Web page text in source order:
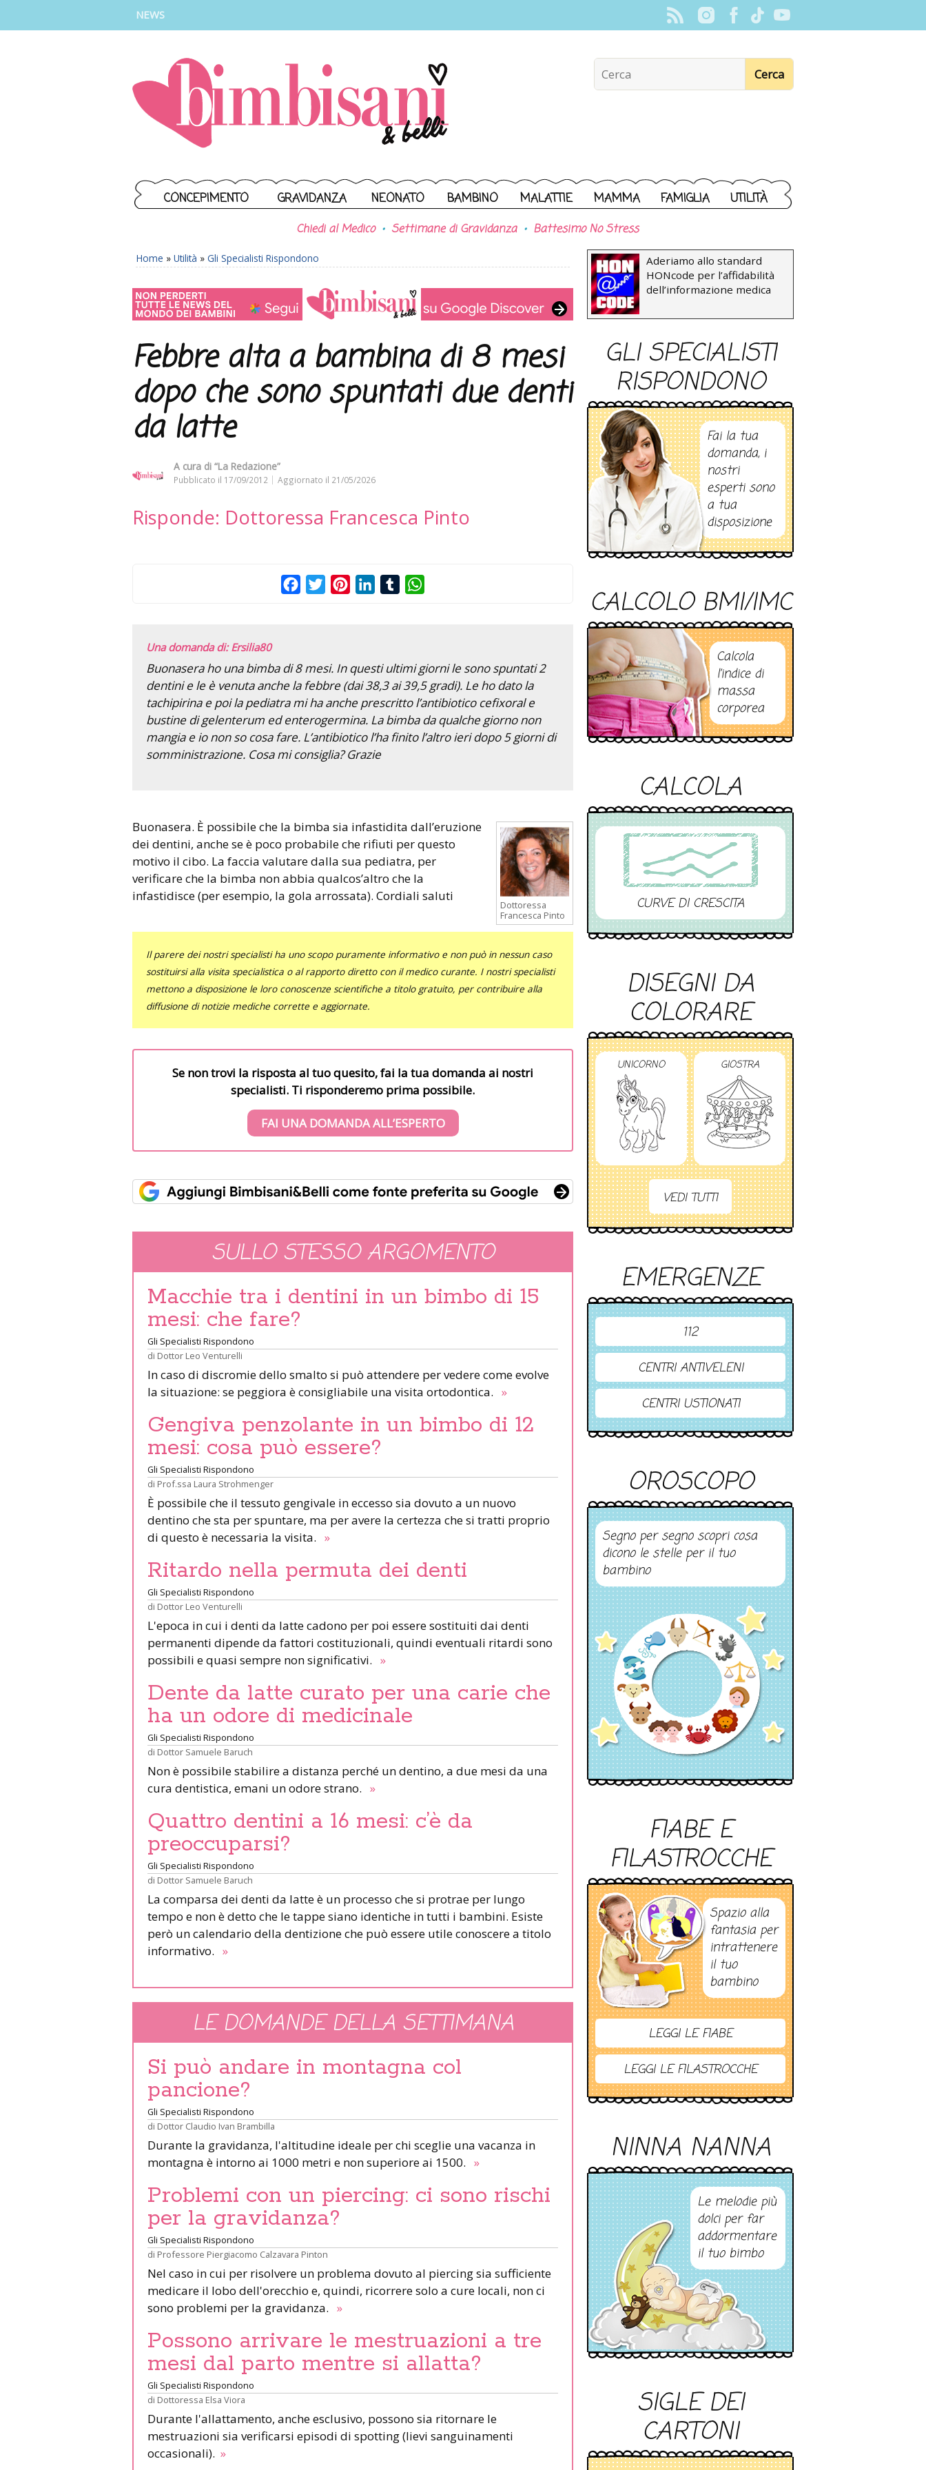
NEWS
CONCEPIMENTO GRAVIDANZA NEONATO BAMBINO MALATTIE MAMMA FAMIGLIA UTILITÀ
Chiedi al Medico Settimane di Gravidanza Battesimo No Stress
Home » Utilità » Gli Specialisti Rispondono
Febbre alta a bambina di 8 mesi
dopo che sono spuntati due denti
da latte
A cura di “La Redazione”
Pubblicato il 17/09/2012 Aggiornato il 21/05/2026
Risponde: Dottoressa Francesca Pinto
FacebookTwitterPinterestLinkedInTumblr
Una domanda di: Ersilia80
Buonasera ho una bimba di 8 mesi. In questi ultimi giorni le sono spuntati 2
dentini e le è venuta anche la febbre (dai 38,3 ai 39,5 gradi). Le ho dato la
tachipirina e poi la pediatra mi ha anche prescritto l’antibiotico cefixoral e
bustine di gelenterum ed enterogermina. La bimba da qualche giorno non
mangia e io non so cosa fare. L’antibiotico l’ha finito l’altro ieri dopo 5 giorni di
somministrazione. Cosa mi consiglia? Grazie
Dottoressa
Francesca Pinto
Buonasera. È possibile che la bimba sia infastidita dall’eruzione
dei dentini, anche se è poco probabile che rifiuti per questo
motivo il cibo. La faccia valutare dalla sua pediatra, per
verificare che la bimba non abbia qualcos’altro che la
infastidisce (per esempio, la gola arrossata). Cordiali saluti
Il parere dei nostri specialisti ha uno scopo puramente informativo e non può in nessun caso
sostituirsi alla visita specialistica o al rapporto diretto con il medico curante. I nostri specialisti
mettono a disposizione le loro conoscenze scientifiche a titolo gratuito, per contribuire alla
diffusione di notizie mediche corrette e aggiornate.
Se non trovi la risposta al tuo quesito, fai la tua domanda ai nostri
specialisti. Ti risponderemo prima possibile.
FAI UNA DOMANDA ALL’ESPERTO
SULLO STESSO ARGOMENTO
Macchie tra i dentini in un bimbo di 15
mesi: che fare?
Gli Specialisti Rispondono
di Dottor Leo Venturelli
In caso di discromie dello smalto si può attendere per vedere come evolve
la situazione: se peggiora è consigliabile una visita ortodontica. »
Gengiva penzolante in un bimbo di 12
mesi: cosa può essere?
Gli Specialisti Rispondono
di Prof.ssa Laura Strohmenger
È possibile che il tessuto gengivale in eccesso sia dovuto a un nuovo
dentino che sta per spuntare, ma per avere la certezza che si tratti proprio
di questo è necessaria la visita. »
Ritardo nella permuta dei denti
Gli Specialisti Rispondono
di Dottor Leo Venturelli
L'epoca in cui i denti da latte cadono per poi essere sostituiti dai denti
permanenti dipende da fattori costituzionali, quindi eventuali ritardi sono
possibili e quasi sempre non significativi. »
Dente da latte curato per una carie che
ha un odore di medicinale
Gli Specialisti Rispondono
di Dottor Samuele Baruch
Non è possibile stabilire a distanza perché un dentino, a due mesi da una
cura dentistica, emani un odore strano. »
Quattro dentini a 16 mesi: c’è da
preoccuparsi?
Gli Specialisti Rispondono
di Dottor Samuele Baruch
La comparsa dei denti da latte è un processo che si protrae per lungo
tempo e non è detto che le tappe siano identiche in tutti i bambini. Esiste
però un calendario della dentizione che può essere utile conoscere a titolo
informativo. »
LE DOMANDE DELLA SETTIMANA
Si può andare in montagna col
pancione?
Gli Specialisti Rispondono
di Dottor Claudio Ivan Brambilla
Durante la gravidanza, l'altitudine ideale per chi sceglie una vacanza in
montagna è intorno ai 1000 metri e non superiore ai 1500. »
Problemi con un piercing: ci sono rischi
per la gravidanza?
Gli Specialisti Rispondono
di Professore Piergiacomo Calzavara Pinton
Nel caso in cui per risolvere un problema dovuto al piercing sia sufficiente
medicare il lobo dell'orecchio e, quindi, ricorrere solo a cure locali, non ci
sono problemi per la gravidanza. »
Possono arrivare le mestruazioni a tre
mesi dal parto mentre si allatta?
Gli Specialisti Rispondono
di Dottoressa Elsa Viora
Durante l'allattamento, anche esclusivo, possono sia ritornare le
mestruazioni sia verificarsi episodi di spotting (lievi sanguinamenti
occasionali). »
Aderiamo allo standard
HONcode per l’affidabilità
dell’informazione medica
GLI SPECIALISTI
RISPONDONO
Fai la tua
domanda, i
nostri
esperti sono
a tua
disposizione
CALCOLO BMI/IMC
Calcola
l’indice di
massa
corporea
CALCOLA
CURVE DI CRESCITA
DISEGNI DA
COLORARE
UNICORNO GIOSTRA
VEDI TUTTI
EMERGENZE
112
CENTRI ANTIVELENI
CENTRI USTIONATI
OROSCOPO
Segno per segno scopri cosa
dicono le stelle per il tuo
bambino
FIABE E
FILASTROCCHE
Spazio alla
fantasia per
intrattenere
il tuo
bambino
LEGGI LE FIABE
LEGGI LE FILASTROCCHE
NINNA NANNA
Le melodie più
dolci per far
addormentare
il tuo bimbo
SIGLE DEI
CARTONI